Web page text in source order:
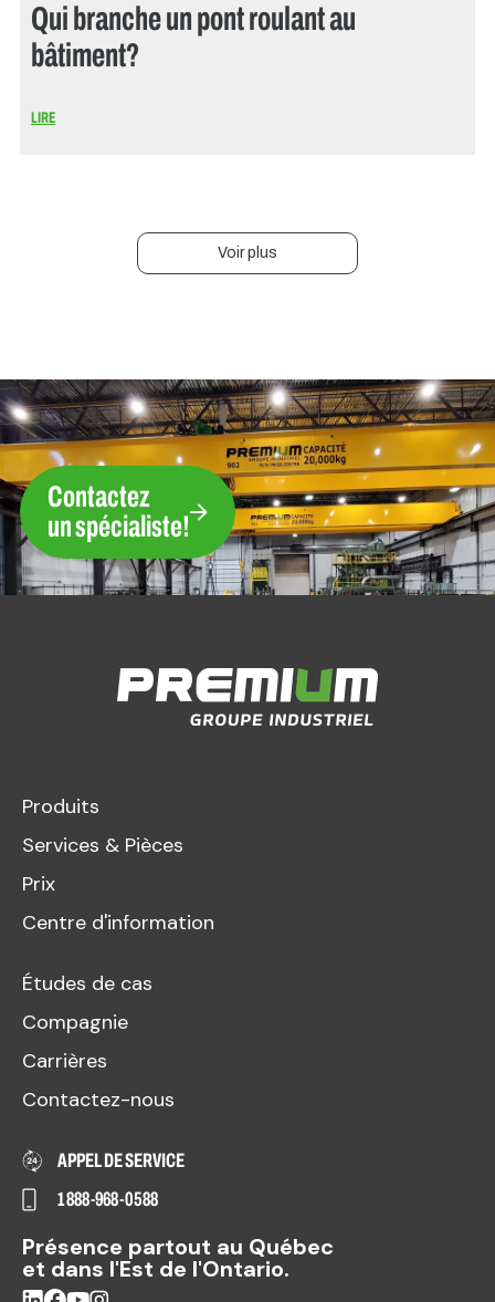
Qui branche un pont roulant au
bâtiment?
LIRE
Voir plus
Contactez
un spécialiste!
Produits
Services & Pièces
Prix
Centre d'information
Études de cas
Compagnie
Carrières
Contactez-nous
APPEL DE SERVICE
1 888-968-0588
Présence partout au Québec
et dans l'Est de l'Ontario.